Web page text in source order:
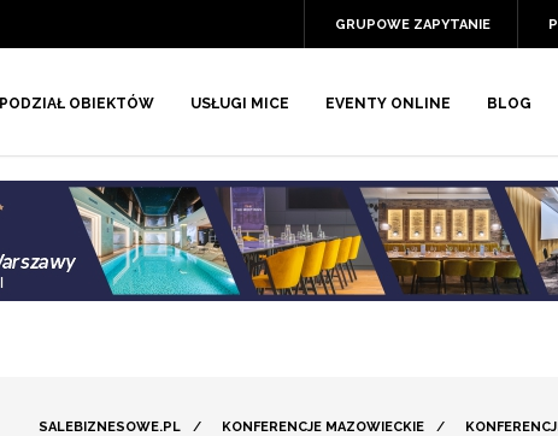
GRUPOWE ZAPYTANIE
PODZIAŁ OBIEKTÓW USŁUGI MICE EVENTY ONLINE BLOG
SALEBIZNESOWE.PL / KONFERENCJE MAZOWIECKIE /